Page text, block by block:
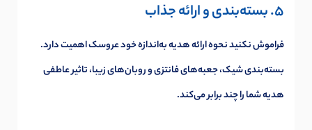
5. بسته‌بندی و ارائه جذاب
فراموش نکنید نحوه ارائه هدیه به‌اندازه خود عروسک اهمیت دارد.
بسته‌بندی شیک، جعبه‌های فانتزی و روبان‌های زیبا، تاثیر عاطفی
هدیه شما را چند برابر می‌کند.